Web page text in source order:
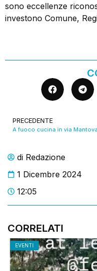
di Redazione
1 Dicembre 2024
12:05
CORRELATI
EVENTI
sono eccellenze
investono Comune,
PRECEDENTE